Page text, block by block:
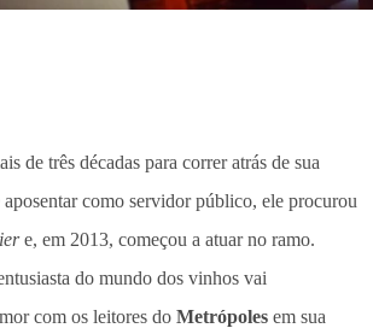
de três décadas para correr atrás de sua
como servidor público, ele procurou
e, em 2013, começou a atuar no ramo.
do mundo dos vinhos vai
com os leitores do Metrópoles em sua